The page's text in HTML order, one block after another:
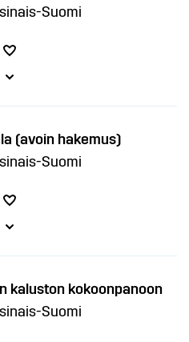
Suomi
(avoin hakemus)
Suomi
kaluston kokoonpanoon
Suomi